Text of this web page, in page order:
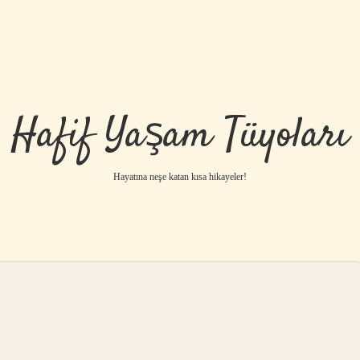
Hafif Yaşam Tüyoları
Hayatına neşe katan kısa hikayeler!